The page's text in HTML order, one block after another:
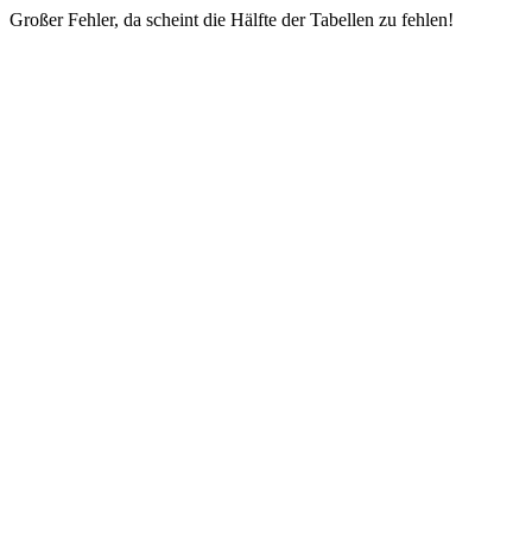
Großer Fehler, da scheint die Hälfte der Tabellen zu fehlen!